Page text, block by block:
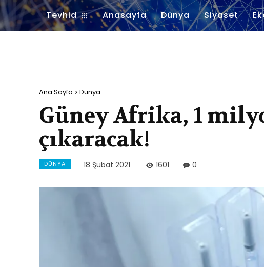
Tevhid Anasayfa Dünya Siyaset
Ana Sayfa Dünya
Güney Afrika, 1
çıkaracak!
DÜNYA 18 Şubat 2021 1601 0